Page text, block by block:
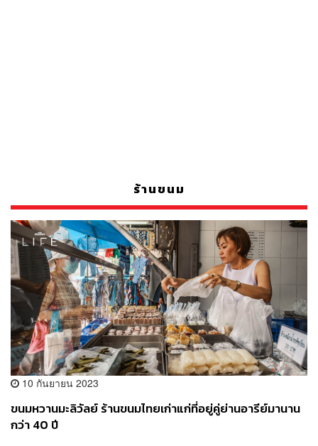
ร้านขนม
10 กันยายน 2023
ขนมหวานมะลิวัลย์ ร้านขนมไทยเก่าแก่ที่อยู่คู่ย่านอารีย์มานาน
กว่า 40 ปี